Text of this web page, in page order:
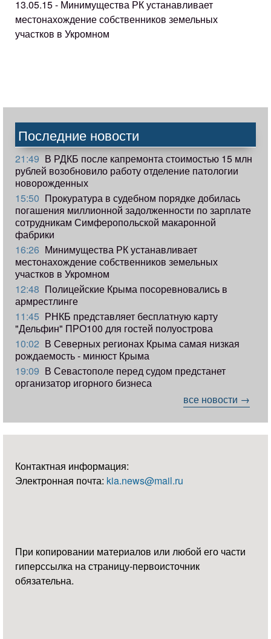
13.05.15 - Минимущества РК устанавливает
местонахождение собственников земельных
участков в Укромном
Последние новости
21:49 В РДКБ после капремонта стоимостью 15 млн
рублей возобновило работу отделение патологии
новорожденных
15:50 Прокуратура в судебном порядке добилась
погашения миллионной задолженности по зарплате
сотрудникам Симферопольской макаронной
фабрики
16:26 Минимущества РК устанавливает
местонахождение собственников земельных
участков в Укромном
12:48 Полицейские Крыма посоревновались в
армрестлинге
11:45 РНКБ представляет бесплатную карту
"Дельфин" ПРО100 для гостей полуострова
10:02 В Северных регионах Крыма самая низкая
рождаемость - минюст Крыма
19:09 В Севастополе перед судом предстанет
организатор игорного бизнеса
все новости →
Контактная информация:
Электронная почта: kia.news@mail.ru
При копировании материалов или любой его части
гиперссылка на страницу-первоисточник
обязательна.